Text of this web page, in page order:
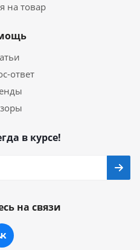
на товар
ответ
в курсе!
на связи